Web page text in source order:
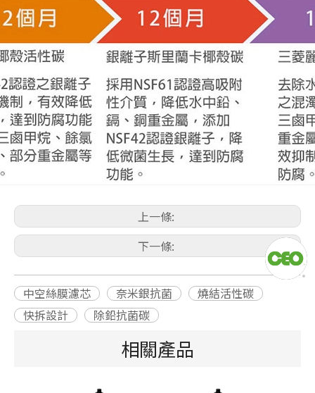
上一條:
下一條:
中空絲膜濾芯 奈米銀抗菌
燒結活性碳
快拆設計
除鉛抗菌碳
相關產品